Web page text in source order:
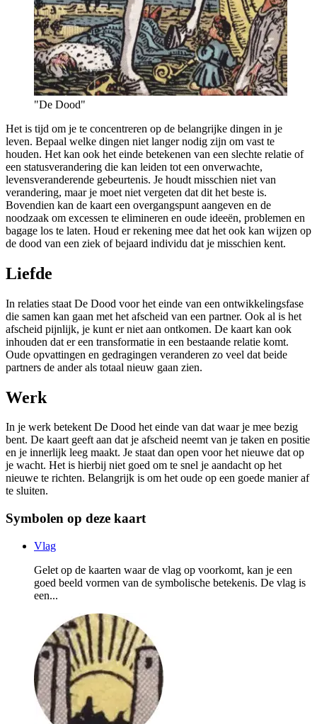
"De Dood"
Het is tijd om je te concentreren op de belangrijke dingen in je
leven. Bepaal welke dingen niet langer nodig zijn om vast te
houden. Het kan ook het einde betekenen van een slechte relatie of
een statusverandering die kan leiden tot een onverwachte,
levensveranderende gebeurtenis. Je houdt misschien niet van
verandering, maar je moet niet vergeten dat dit het beste is.
Bovendien kan de kaart een overgangspunt aangeven en de
noodzaak om excessen te elimineren en oude ideeën, problemen en
bagage los te laten. Houd er rekening mee dat het ook kan wijzen op
de dood van een ziek of bejaard individu dat je misschien kent.
Liefde
In relaties staat De Dood voor het einde van een ontwikkelingsfase
die samen kan gaan met het afscheid van een partner. Ook al is het
afscheid pijnlijk, je kunt er niet aan ontkomen. De kaart kan ook
inhouden dat er een transformatie in een bestaande relatie komt.
Oude opvattingen en gedragingen veranderen zo veel dat beide
partners de ander als totaal nieuw gaan zien.
Werk
In je werk betekent De Dood het einde van dat waar je mee bezig
bent. De kaart geeft aan dat je afscheid neemt van je taken en positie
en je innerlijk leeg maakt. Je staat dan open voor het nieuwe dat op
je wacht. Het is hierbij niet goed om te snel je aandacht op het
nieuwe te richten. Belangrijk is om het oude op een goede manier af
te sluiten.
Symbolen op deze kaart
Vlag
Gelet op de kaarten waar de vlag op voorkomt, kan je een
goed beeld vormen van de symbolische betekenis. De vlag is
een...